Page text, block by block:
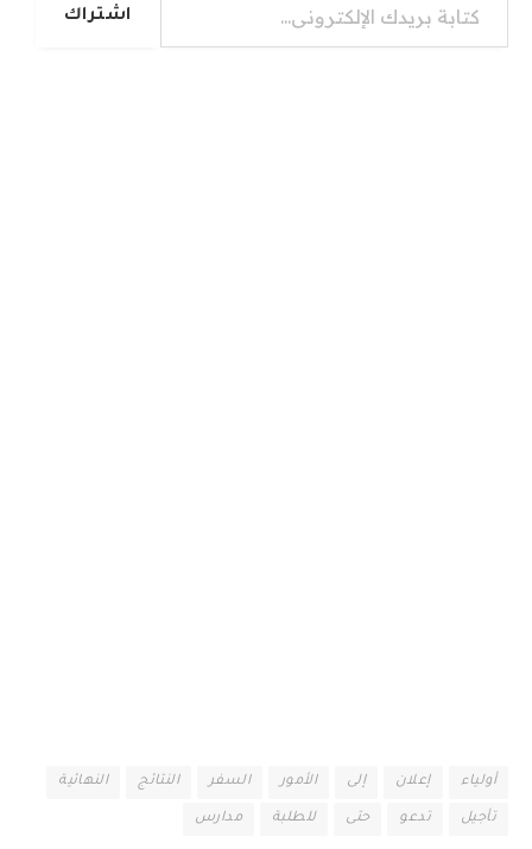
اشتراك
أولياء إعلان إلى الأمور السفر النتائج النهائية
تأجيل تدعو حتى للطلبة مدارس